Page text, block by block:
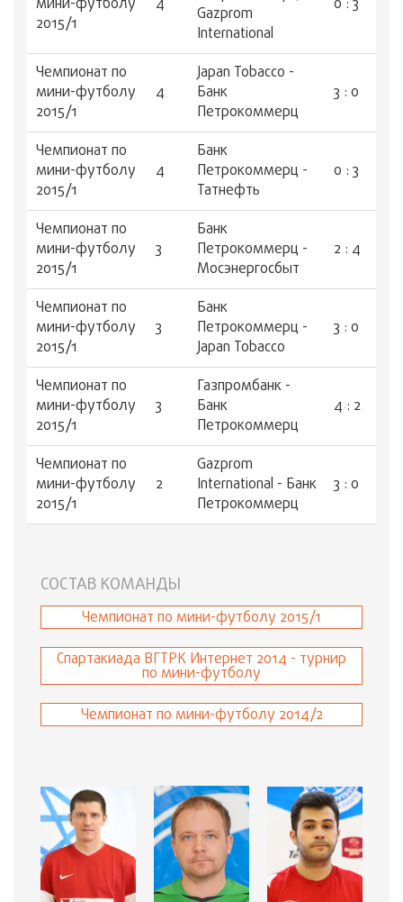
мини-футболу
2015/1
4
Gazprom
International
0 : 3
Чемпионат по
мини-футболу
2015/1
4
Japan Tobacco -
Банк
Петрокоммерц
3 : 0
Чемпионат по
мини-футболу
2015/1
4
Банк
Петрокоммерц -
Татнефть
0 : 3
Чемпионат по
мини-футболу
2015/1
3
Банк
Петрокоммерц -
Мосэнергосбыт
2 : 4
Чемпионат по
мини-футболу
2015/1
3
Банк
Петрокоммерц -
Japan Tobacco
3 : 0
Чемпионат по
мини-футболу
2015/1
3
Газпромбанк -
Банк
Петрокоммерц
4 : 2
Чемпионат по
мини-футболу
2015/1
2
Gazprom
International - Банк
Петрокоммерц
3 : 0
СОСТАВ КОМАНДЫ
Чемпионат по мини-футболу 2015/1
Спартакиада ВГТРК Интернет 2014 - турнир
по мини-футболу
Чемпионат по мини-футболу 2014/2